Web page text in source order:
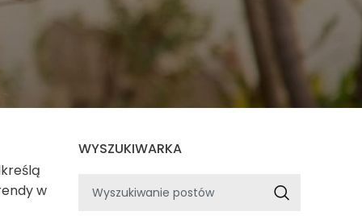
w
WYSZUKIWARKA